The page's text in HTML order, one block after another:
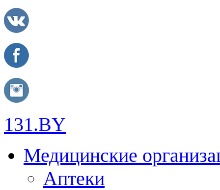
131.BY
Медицинские
Аптеки